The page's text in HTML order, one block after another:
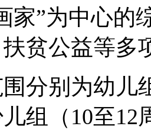
家”为中心的
贫公益等多
分别为幼儿
组（10至12